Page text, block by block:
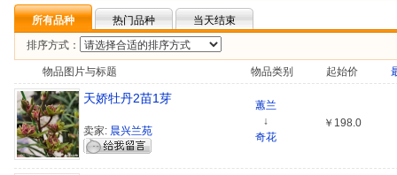
所有品种 热门品种
当天结束
排序方式：
物品图片与标题 物品类别 起始价
天娇牡丹2苗1芽
卖家: 晨兴兰苑
蕙兰
↓
奇花
￥198.0